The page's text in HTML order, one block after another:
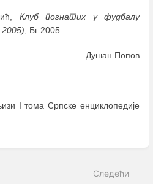
Клуб познатих у фудбалу
2005) , Бг 2005.
Душан Попов
I тома Српске енциклопедије
Следећи